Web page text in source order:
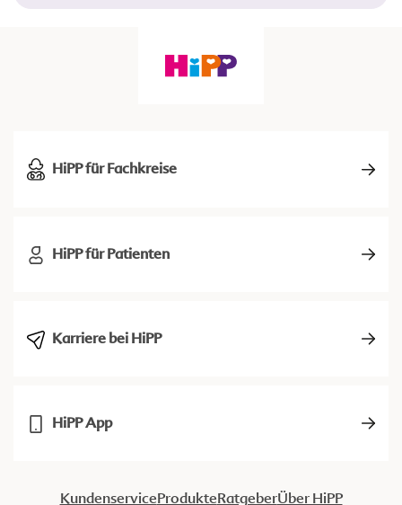
HiPP für Fachkreise
HiPP für Patienten
Karriere bei HiPP
HiPP App
KundenserviceProdukteRatgeberÜber HiPP